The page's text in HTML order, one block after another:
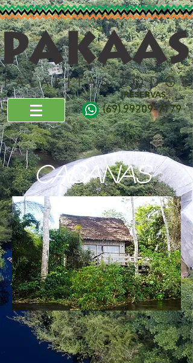
Pakaas Palafitas Lodge Hotel de Selva
RESERVAS
(69) 99209-7179
CABANAS